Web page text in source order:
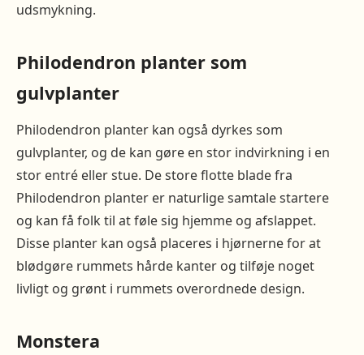
udsmykning.
Philodendron planter som
gulvplanter
Philodendron planter kan også dyrkes som
gulvplanter, og de kan gøre en stor indvirkning i en
stor entré eller stue. De store flotte blade fra
Philodendron planter er naturlige samtale startere
og kan få folk til at føle sig hjemme og afslappet.
Disse planter kan også placeres i hjørnerne for at
blødgøre rummets hårde kanter og tilføje noget
livligt og grønt i rummets overordnede design.
Monstera